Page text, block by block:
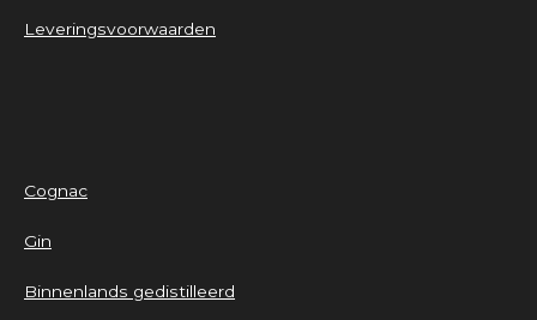
Leveringsvoorwaarden
Cognac
Gin
Binnenlands gedistilleerd